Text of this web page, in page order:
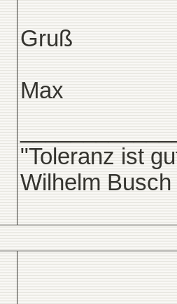
Gruß
Max
"Toleranz ist
Wilhelm Busch